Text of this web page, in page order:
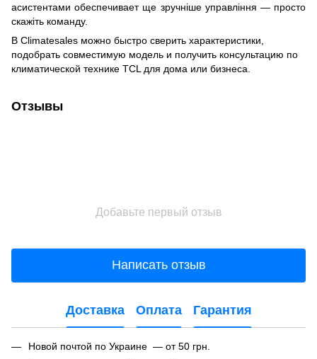
асистентами обеспечивает ще зручніше управління — просто
скажіть команду.
В Climatesales можно быстро сверить характеристики,
подобрать совместимую модель и получить консультацию по
климатической технике TCL для дома или бизнеса.
Отзывы
Добавьте первый отзыв
Написать отзыв
Доставка Оплата Гарантия
Новой почтой по Украине — от 50 грн.